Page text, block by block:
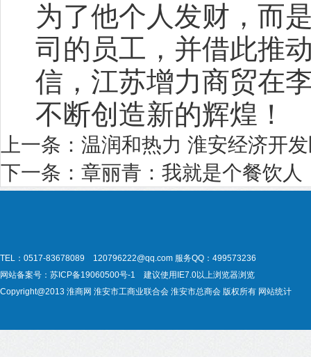
为了他个人发财，而
司的员工，并借此推
信，江苏增力商贸在
不断创造新的辉煌！
上一条： 温润和热力 淮安经济开
下一条： 章丽青：我就是个餐饮人
TEL：0517-83678089 120796222@qq.com 服务QQ：499573236
网站备案号： 苏ICP备19060500号-1
建议使用IE7.0以上浏览器浏览
Copyright@2013 淮商网 淮安市工商业联合会 淮安市总商会 版权所有 网站统计